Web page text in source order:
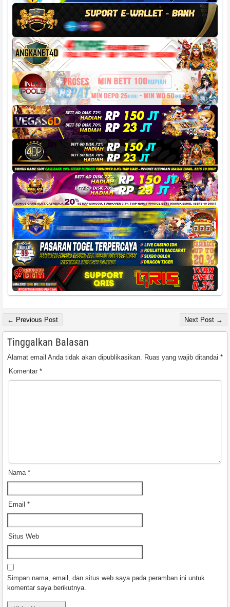
← Previous Post Next Post →
Tinggalkan Balasan
Alamat email Anda tidak akan dipublikasikan. Ruas yang wajib ditandai *
Komentar *
Nama *
Email *
Situs Web
Simpan nama, email, dan situs web saya pada peramban ini untuk
komentar saya berikutnya.